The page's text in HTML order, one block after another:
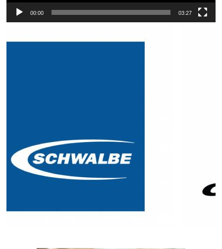
00:00 03:27